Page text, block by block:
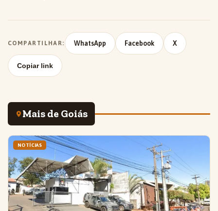
COMPARTILHAR: WhatsApp Facebook X
Copiar link
Mais de Goiás
NOTÍCIAS